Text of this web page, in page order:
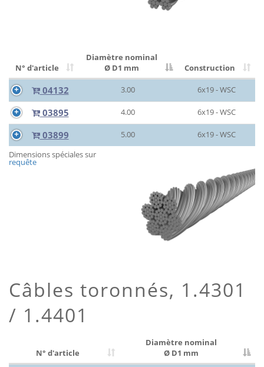
N° d'article
Diamètre nominal
Ø D1 mm
Construction
04132 3.00 6x19 - WSC
03895 4.00 6x19 - WSC
03899 5.00
6x19 - WSC
Dimensions spéciales sur
requête
Câbles toronnés, 1.4301
/ 1.4401
N° d'article
Diamètre nominal
Ø D1 mm